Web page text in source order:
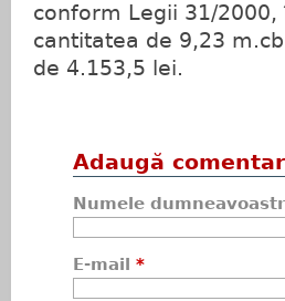
conform Legii 31/
cantitatea de 9,23
de 4.153,5 lei.
Adaugă
Numele
E-mail *